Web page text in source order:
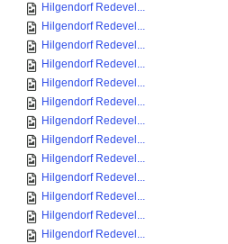
Hilgendorf Redevel...
Hilgendorf Redevel...
Hilgendorf Redevel...
Hilgendorf Redevel...
Hilgendorf Redevel...
Hilgendorf Redevel...
Hilgendorf Redevel...
Hilgendorf Redevel...
Hilgendorf Redevel...
Hilgendorf Redevel...
Hilgendorf Redevel...
Hilgendorf Redevel...
Hilgendorf Redevel...